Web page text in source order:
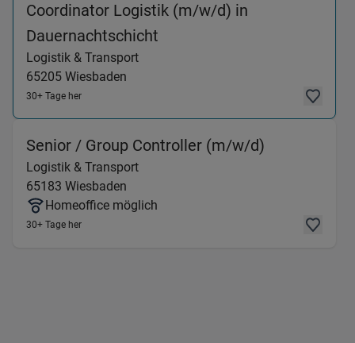
Coordinator Logistik (m/w/d) in
Dauernachtschicht
Logistik & Transport
65205 Wiesbaden
30+ Tage her
Senior / Group Controller (m/w/d)
Logistik & Transport
65183 Wiesbaden
Homeoffice möglich
30+ Tage her